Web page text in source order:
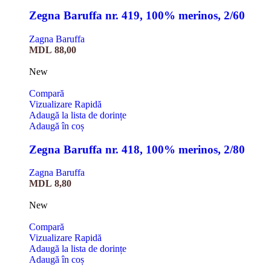
Zegna Baruffa nr. 419, 100% merinos, 2/60
Zagna Baruffa
MDL 88,00
New
Compară
Vizualizare Rapidă
Adaugă la lista de dorințe
Adaugă în coș
Zegna Baruffa nr. 418, 100% merinos, 2/80
Zagna Baruffa
MDL 8,80
New
Compară
Vizualizare Rapidă
Adaugă la lista de dorințe
Adaugă în coș